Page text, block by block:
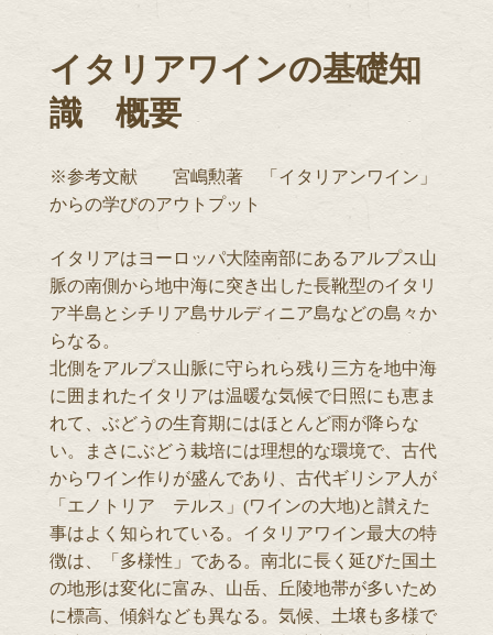
イタリアワインの基礎知
識 概要
※参考文献 宮嶋勲著 「イタリアンワイン」
からの学びのアウトプット
イタリアはヨーロッパ大陸南部にあるアルプス山
脈の南側から地中海に突き出した長靴型のイタリ
ア半島とシチリア島サルディニア島などの島々か
らなる。
北側をアルプス山脈に守られら残り三方を地中海
に囲まれたイタリアは温暖な気候で日照にも恵ま
れて、ぶどうの生育期にはほとんど雨が降らな
い。まさにぶどう栽培には理想的な環境で、古代
からワイン作りが盛んであり、古代ギリシア人が
「エノトリア テルス」(ワインの大地)と讃えた
事はよく知られている。イタリアワイン最大の特
徴は、「多様性」である。南北に長く延びた国土
の地形は変化に富み、山岳、丘陵地帯が多いため
に標高、傾斜なども異なる。気候、土壌も多様で